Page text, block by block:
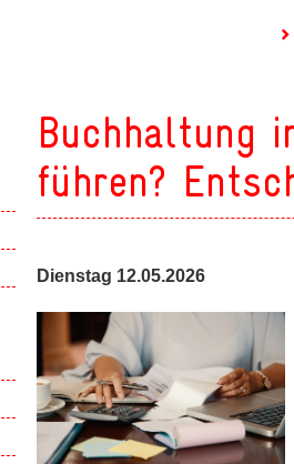
Show subpages
Buchhaltung
führen?
Dienstag 12.05.2026